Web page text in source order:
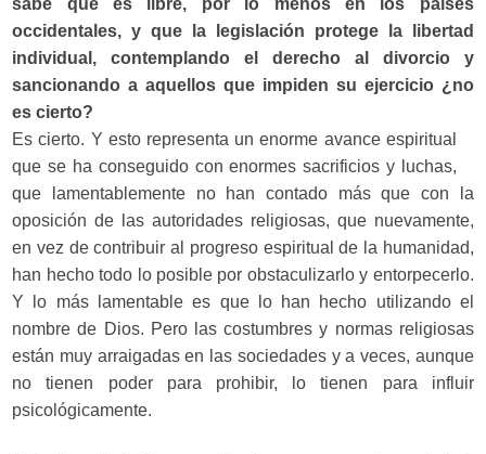
sabe que es libre, por lo menos en los países
occidentales, y que la legislación protege la libertad
individual, contemplando el derecho al divorcio y
sancionando a aquellos que impiden su ejercicio ¿no
es cierto?
Es cierto. Y esto representa un enorme avance espiritual
que se ha conseguido con enormes sacrificios y luchas,
que lamentablemente no han contado más que con la
oposición de las autoridades religiosas, que nuevamente,
en vez de contribuir al progreso espiritual de la humanidad,
han hecho todo lo posible por obstaculizarlo y entorpecerlo.
Y lo más lamentable es que lo han hecho utilizando el
nombre de Dios. Pero las costumbres y normas religiosas
están muy arraigadas en las sociedades y a veces, aunque
no tienen poder para prohibir, lo tienen para influir
psicológicamente.